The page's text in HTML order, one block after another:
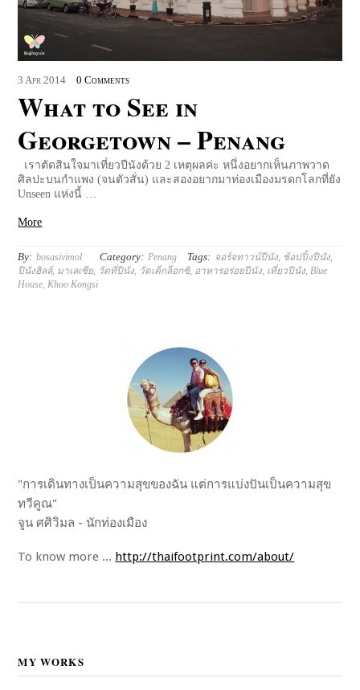
3 Apr 2014 0 Comments
What to See in
Georgetown – Penang
เราตัดสินใจมาเที่ยวปีนังด้วย 2 เหตุผลค่ะ หนึ่งอยากเห็นภาพวาด
ศิลปะบนกำแพง (จนตัวสั่น) และสองอยากมาท่องเมืองมรดกโลกที่ยัง
Unseen แห่งนี้ …
More
By: bosasivimol Category: Penang Tags: จอร์จทาวน์ปีนัง, ช้อปปิ้งปีนัง,
ปีนังฮิลล์, มาเลเซีย, วัดที่ปีนัง, วัดเค็กล็อกซิ, อาหารอร่อยปีนัง, เที่ยวปีนัง, Blue
House Khoo Kongsi
"การเดินทางเป็นความสุขของฉัน แต่การแบ่งปันเป็นความสุข
ทวีคูณ"
จูน ศศิวิมล - นักท่องเมือง
To know more ... http://thaifootprint.com/about/
MY WORKS